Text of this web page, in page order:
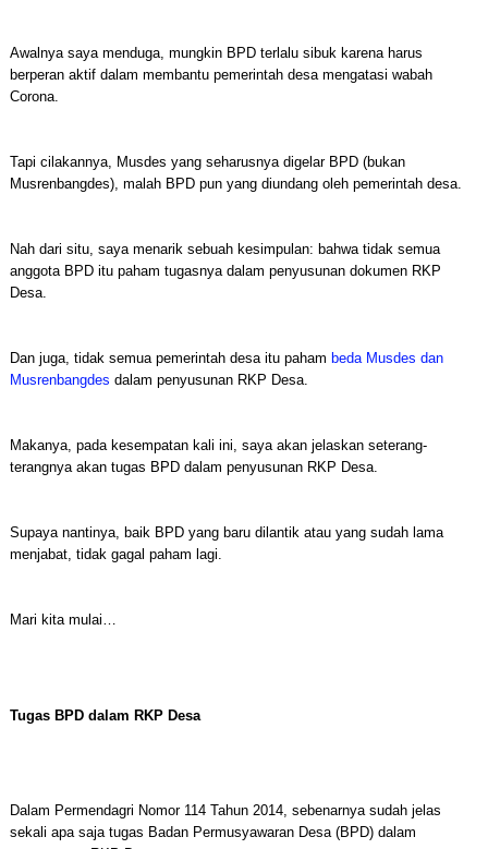
Awalnya saya menduga, mungkin BPD terlalu sibuk karena harus
berperan aktif dalam membantu pemerintah desa mengatasi wabah
Corona.
Tapi cilakannya, Musdes yang seharusnya digelar BPD (bukan
Musrenbangdes), malah BPD pun yang diundang oleh pemerintah desa.
Nah dari situ, saya menarik sebuah kesimpulan: bahwa tidak semua
anggota BPD itu paham tugasnya dalam penyusunan dokumen RKP
Desa.
Dan juga, tidak semua pemerintah desa itu paham beda Musdes dan
Musrenbangdes dalam penyusunan RKP Desa.
Makanya, pada kesempatan kali ini, saya akan jelaskan seterang-
terangnya akan tugas BPD dalam penyusunan RKP Desa.
Supaya nantinya, baik BPD yang baru dilantik atau yang sudah lama
menjabat, tidak gagal paham lagi.
Mari kita mulai…
Tugas BPD dalam RKP Desa
Dalam Permendagri Nomor 114 Tahun 2014, sebenarnya sudah jelas
sekali apa saja tugas Badan Permusyawaran Desa (BPD) dalam